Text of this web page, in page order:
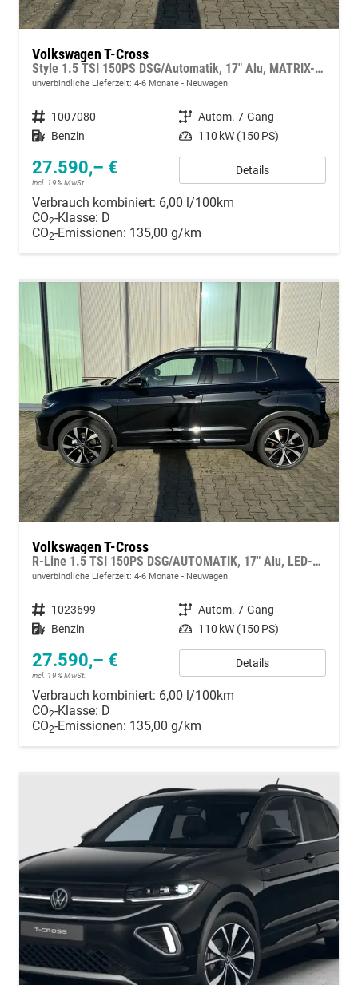
Volkswagen T-Cross
Style 1.5 TSI 150PS DSG/Automatik, 17" Alu, MATRIX-LED-Scheinwerfer (IQ Light), Adaptiver Tempomat ACC, Parksensoren vo/hi, Radio "Ready2Discover", Wireless App-Connect, Klima, M-Lederlenkrad, Digitales Cockpit, Side Assist, Travel Assist
unverbindliche Lieferzeit: 4-6 Monate Neuwagen
Fahrzeugnummer 1007080 Getriebe Autom. 7-Gang
Kraftstoff Benzin Leistung 110 kW (150 PS)
27.590,– €
incl. 19% MwSt.
Details
Verbrauch kombiniert: 6,00 l/100km
CO2-Klasse: D
CO2-Emissionen: 135,00 g/km
Volkswagen T-Cross
R-Line 1.5 TSI 150PS DSG/AUTOMATIK, 17" Alu, LED-Scheinwerfer, Adaptiver Tempomat, Parksensoren vo/hi, Radio "Ready2Discover", Wireless App-Connect, Klima, Lederlenkrad, Digitales Cockpit, Stoßfänger im R-Design, Side Assist, Travel Assist
unverbindliche Lieferzeit: 4-6 Monate Neuwagen
Fahrzeugnummer 1023699 Getriebe Autom. 7-Gang
Kraftstoff Benzin Leistung 110 kW (150 PS)
27.590,– €
incl. 19% MwSt.
Details
Verbrauch kombiniert: 6,00 l/100km
CO2-Klasse: D
CO2-Emissionen: 135,00 g/km